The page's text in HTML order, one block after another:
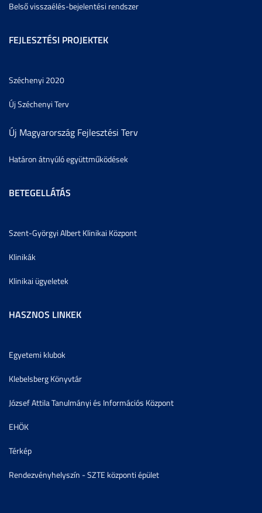
Belső visszaélés-bejelentési rendszer
FEJLESZTÉSI PROJEKTEK
Széchenyi 2020
Új Széchenyi Terv
Új Magyarország Fejlesztési Terv
Határon átnyúló együttműködések
BETEGELLÁTÁS
Szent-Györgyi Albert Klinikai Központ
Klinikák
Klinikai ügyeletek
HASZNOS LINKEK
Egyetemi klubok
Klebelsberg Könyvtár
József Attila Tanulmányi és Információs Központ
EHÖK
Térkép
Rendezvényhelyszín - SZTE központi épület